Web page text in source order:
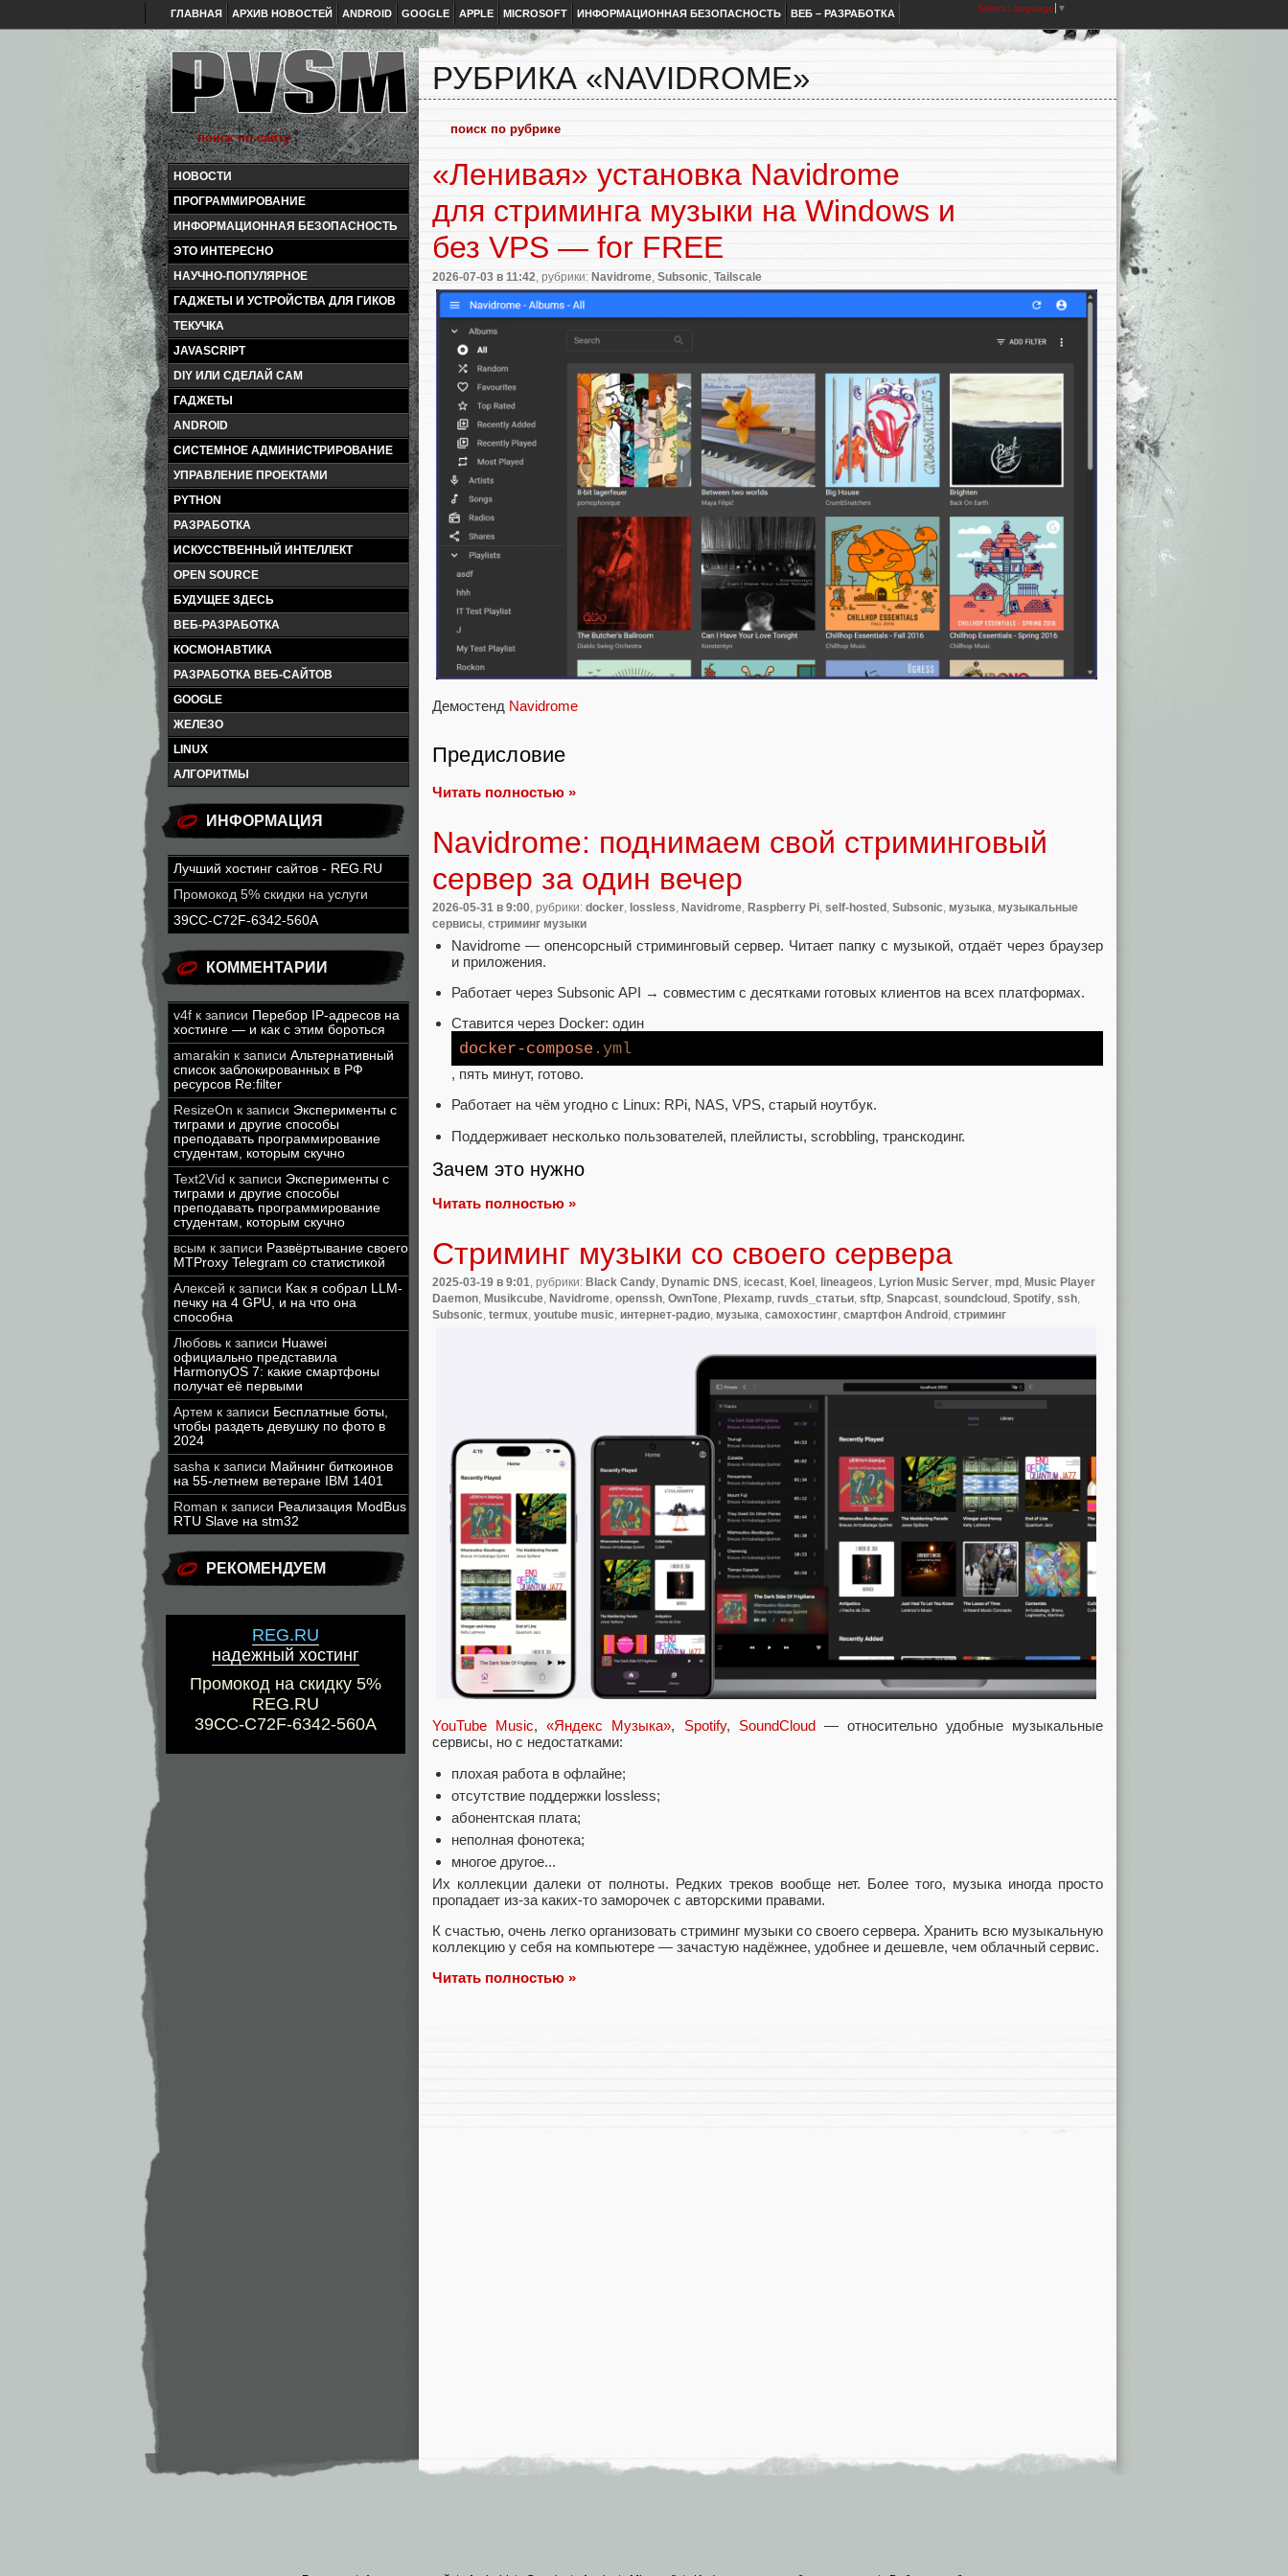
ГЛАВНАЯ АРХИВ НОВОСТЕЙ ANDROID GOOGLE APPLE MICROSOFT ИНФОРМАЦИОННАЯ БЕЗОПАСНОСТЬ ВЕБ – РАЗРАБОТКА Select Language ▼
НОВОСТИ
ПРОГРАММИРОВАНИЕ
ИНФОРМАЦИОННАЯ БЕЗОПАСНОСТЬ
ЭТО ИНТЕРЕСНО
НАУЧНО-ПОПУЛЯРНОЕ
ГАДЖЕТЫ И УСТРОЙСТВА ДЛЯ ГИКОВ
ТЕКУЧКА
JAVASCRIPT
DIY ИЛИ СДЕЛАЙ САМ
ГАДЖЕТЫ
ANDROID
СИСТЕМНОЕ АДМИНИСТРИРОВАНИЕ
УПРАВЛЕНИЕ ПРОЕКТАМИ
PYTHON
РАЗРАБОТКА
ИСКУССТВЕННЫЙ ИНТЕЛЛЕКТ
OPEN SOURCE
БУДУЩЕЕ ЗДЕСЬ
ВЕБ-РАЗРАБОТКА
КОСМОНАВТИКА
РАЗРАБОТКА ВЕБ-САЙТОВ
GOOGLE
ЖЕЛЕЗО
LINUX
АЛГОРИТМЫ
ИНФОРМАЦИЯ
Лучший хостинг сайтов - REG.RU
Промокод 5% скидки на услуги
39CC-C72F-6342-560A
КОММЕНТАРИИ
v4f к записи Перебор IP-адресов на
хостинге — и как с этим бороться
amarakin к записи Альтернативный
список заблокированных в РФ
ресурсов Re:filter
ResizeOn к записи Эксперименты с
тиграми и другие способы
преподавать программирование
студентам, которым скучно
Text2Vid к записи Эксперименты с
тиграми и другие способы
преподавать программирование
студентам, которым скучно
всым к записи Развёртывание своего
MTProxy Telegram со статистикой
Алексей к записи Как я собрал LLM-
печку на 4 GPU, и на что она
способна
Любовь к записи Huawei
официально представила
HarmonyOS 7: какие смартфоны
получат её первыми
Артем к записи Бесплатные боты,
чтобы раздеть девушку по фото в
2024
sasha к записи Майнинг биткоинов
на 55-летнем ветеране IBM 1401
Roman к записи Реализация ModBus
RTU Slave на stm32
РЕКОМЕНДУЕМ
REG.RU
надежный хостинг
Промокод на скидку 5%
REG.RU
39CC-C72F-6342-560A
РУБРИКА «NAVIDROME»
«Ленивая» установка Navidrome
для стриминга музыки на Windows и
без VPS — for FREE
2026-07-03 в 11:42 , рубрики: Navidrome Subsonic Tailscale
Демостенд Navidrome
Предисловие
Читать полностью »
Navidrome: поднимаем свой стриминговый
сервер за один вечер
2026-05-31 в 9:00, рубрики: docker, lossless, Navidrome, Raspberry Pi, self-hosted , Subsonic, музыка, музыкальные
сервисы, стриминг музыки
Navidrome — опенсорсный стриминговый сервер. Читает папку с музыкой, отдаёт через браузер
и приложения.
Работает через Subsonic API → совместим с десятками готовых клиентов на всех платформах.
Ставится через Docker: один
docker-compose .yml
, пять минут, готово.
Работает на чём угодно с Linux: RPi, NAS, VPS, старый ноутбук.
Поддерживает несколько пользователей, плейлисты, scrobbling, транскодинг.
Зачем это нужно
Читать полностью »
Стриминг музыки со своего сервера
2025-03-19 в 9:01, рубрики: Black Candy, Dynamic DNS, icecast, Koel , lineageos, Lyrion Music Server, mpd , Music Player
Daemon, Musikcube, Navidrome, openssh, OwnTone, Plexamp, ruvds_статьи, sftp, Snapcast, soundcloud , Spotify, ssh,
Subsonic, termux, youtube music, интернет-радио, музыка, самохостинг, смартфон Android , стриминг
YouTube Music,«Яндекс Музыка», Spotify, SoundCloud — относительно удобные музыкальные
сервисы, но с недостатками:
плохая работа в офлайне;
отсутствие поддержки lossless;
абонентская плата;
неполная фонотека;
многое другое...
Их коллекции далеки от полноты. Редких треков вообще нет. Более того, музыка иногда просто
пропадает из-за каких-то заморочек с авторскими правами.
К счастью, очень легко организовать стриминг музыки со своего сервера. Хранить всю музыкальную
коллекцию у себя на компьютере — зачастую надёжнее, удобнее и дешевле, чем облачный сервис.
Читать полностью »